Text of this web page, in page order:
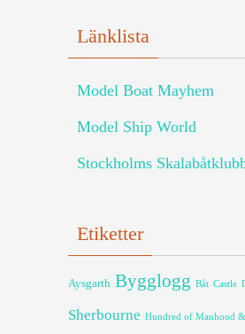
Länklista
Model Boat Mayhem
Model Ship World
Stockholms
Etiketter
Aysgarth Bygglogg Båt Castle
Sherbourne Hundred of Manhood